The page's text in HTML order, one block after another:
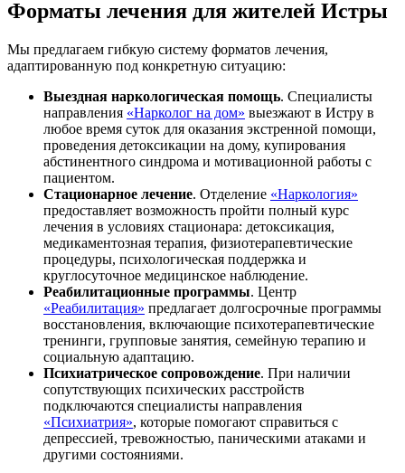
Форматы лечения для жителей Истры
Мы предлагаем гибкую систему форматов лечения,
адаптированную под конкретную ситуацию:
Выездная наркологическая помощь. Специалисты
направления «Нарколог на дом» выезжают в Истру в
любое время суток для оказания экстренной помощи,
проведения детоксикации на дому, купирования
абстинентного синдрома и мотивационной работы с
пациентом.
Стационарное лечение. Отделение «Наркология»
предоставляет возможность пройти полный курс
лечения в условиях стационара: детоксикация,
медикаментозная терапия, физиотерапевтические
процедуры, психологическая поддержка и
круглосуточное медицинское наблюдение.
Реабилитационные программы. Центр
«Реабилитация» предлагает долгосрочные программы
восстановления, включающие психотерапевтические
тренинги, групповые занятия, семейную терапию и
социальную адаптацию.
Психиатрическое сопровождение. При наличии
сопутствующих психических расстройств
подключаются специалисты направления
«Психиатрия», которые помогают справиться с
депрессией, тревожностью, паническими атаками и
другими состояниями.